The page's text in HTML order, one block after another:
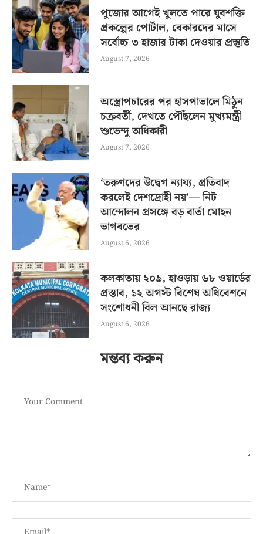
পুজোর আগেই খুলতে পারে যুবশক্তি
প্রকল্পের পোর্টাল, বেকারদের মাসে
সর্বোচ্চ ৩ হাজার টাকা দেওয়ার প্রস্তুতি
August 7, 2026
অস্ত্রোপচারের পর হাসপাতালে মিঠুন
চক্রবর্তী, দেখতে পৌঁছলেন মুখ্যমন্ত্রী
শুভেন্দু অধিকারী
August 7, 2026
‘তরুণদের উদ্বেগ ন্যায্য, প্রতিবাদ
করলেই দেশদ্রোহী নয়’— নিট
আন্দোলন প্রসঙ্গে বড় বার্তা মোহন
ভাগবতের
August 6, 2026
কলকাতায় ২০৯, হাওড়ায় ৬৮ ওয়ার্ডের
প্রস্তাব, ১২ অগস্ট বিশেষ অধিবেশনে
সংশোধনী বিল আনছে রাজ্য
August 6, 2026
মন্তব্য করুন